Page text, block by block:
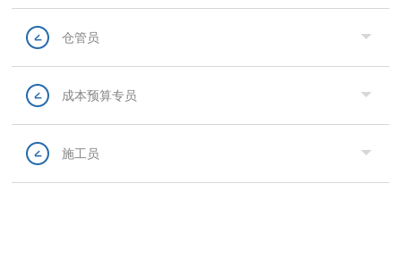
仓管员
成本预算专员
施工员